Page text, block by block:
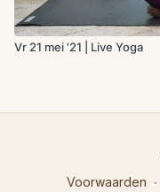
Vr 21 mei '21 | Live Yoga
Voorwaarden ∙